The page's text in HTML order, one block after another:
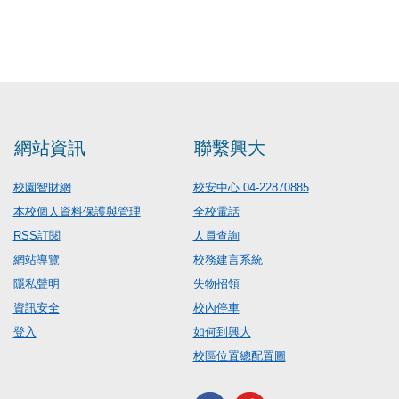
網站資訊
校園智財網
本校個人資料保護與管理
RSS訂閱
網站導覽
隱私聲明
資訊安全
登入
聯繫興大
校安中心 04-22870885
全校電話
人員查詢
校務建言系統
失物招領
校內停車
如何到興大
校區位置總配置圖